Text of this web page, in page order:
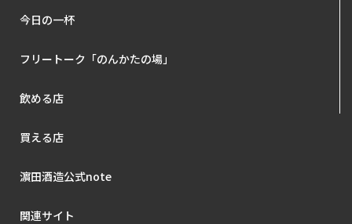
今日の一杯
フリートーク「のんかたの場」
飲める店
買える店
濵田酒造公式note
関連サイト